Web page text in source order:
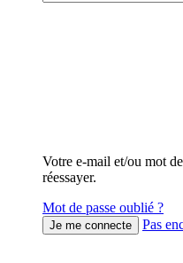
Votre e-mail et/ou mot
réessayer.
Mot de passe oublié ?
Pas